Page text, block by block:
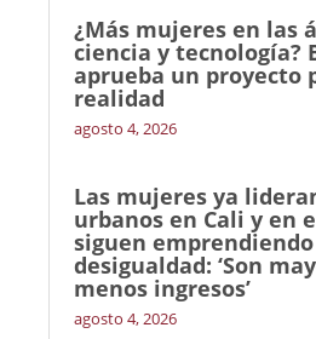
¿Más mujeres en las
ciencia y tecnología?
aprueba un proyecto
realidad
agosto 4, 2026
Las mujeres ya
urbanos en Cali y en
siguen
desigualdad: ‘Son
menos ingresos’
agosto 4, 2026